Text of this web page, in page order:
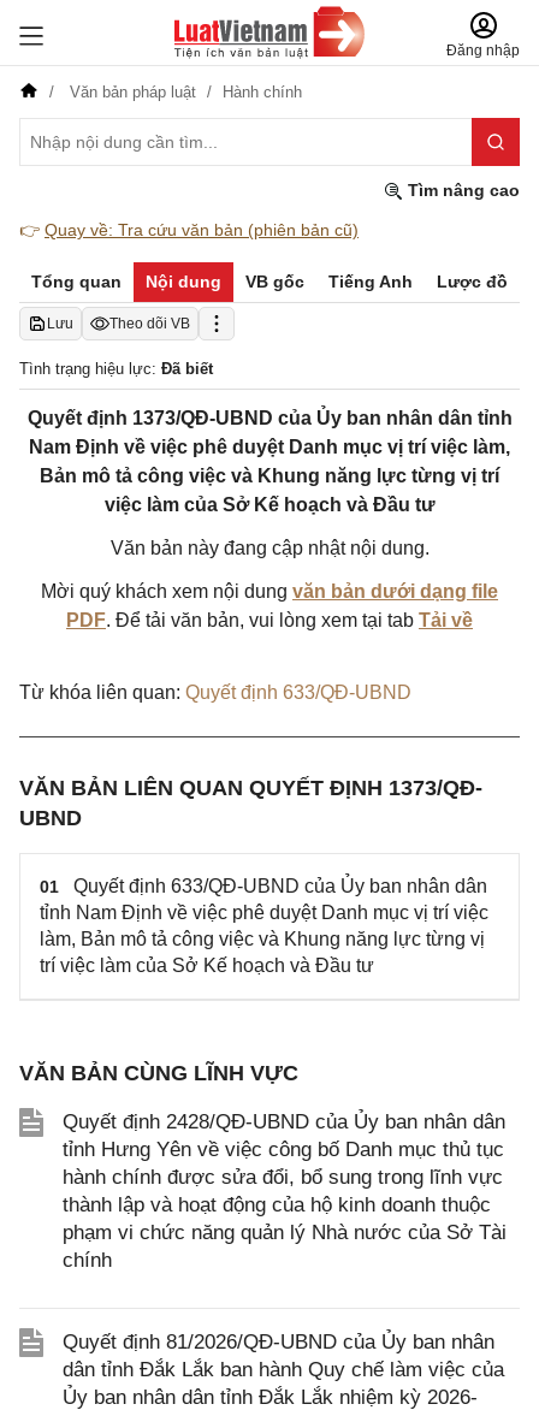
Đăng nhập
Văn bản pháp luật Hành chính
Tìm nâng cao
👉 Quay về: Tra cứu văn bản (phiên bản cũ)
Tổng quan Nội dung VB gốc Tiếng Anh Lược đồ
Lưu Theo dõi VB
Tình trạng hiệu lực: Đã biết
Quyết định 1373/QĐ-UBND của Ủy ban nhân dân tỉnh
Nam Định về việc phê duyệt Danh mục vị trí việc làm,
Bản mô tả công việc và Khung năng lực từng vị trí
việc làm của Sở Kế hoạch và Đầu tư
Văn bản này đang cập nhật nội dung.
Mời quý khách xem nội dung văn bản dưới dạng file
PDF. Để tải văn bản, vui lòng xem tại tab Tải về
Từ khóa liên quan: Quyết định 633/QĐ-UBND
VĂN BẢN LIÊN QUAN QUYẾT ĐỊNH 1373/QĐ-
UBND
01
Quyết định 633/QĐ-UBND của Ủy ban nhân dân
tỉnh Nam Định về việc phê duyệt Danh mục vị trí việc
làm, Bản mô tả công việc và Khung năng lực từng vị
trí việc làm của Sở Kế hoạch và Đầu tư
VĂN BẢN CÙNG LĨNH VỰC
Quyết định 2428/QĐ-UBND của Ủy ban nhân dân
tỉnh Hưng Yên về việc công bố Danh mục thủ tục
hành chính được sửa đổi, bổ sung trong lĩnh vực
thành lập và hoạt động của hộ kinh doanh thuộc
phạm vi chức năng quản lý Nhà nước của Sở Tài
chính
Quyết định 81/2026/QĐ-UBND của Ủy ban nhân
dân tỉnh Đắk Lắk ban hành Quy chế làm việc của
Ủy ban nhân dân tỉnh Đắk Lắk nhiệm kỳ 2026-